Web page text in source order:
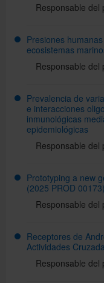
Responsable del
Presiones
ecosistemas
Responsable del
Prevalencia de
e interacciones
inmunológicas
epidemiológicas
Responsable del
Prototyping a new
(2025 PROD 00173)
Responsable del
Receptores de
Actividades
Responsable del